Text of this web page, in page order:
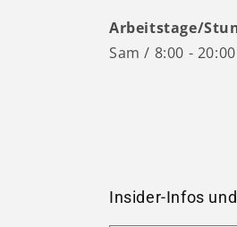
Arbeitstage/
Sam / 8:00 - 20:00
Insider-Infos